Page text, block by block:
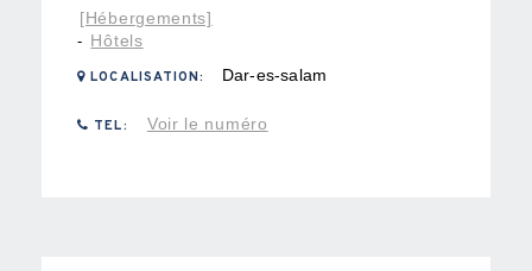
[Hébergements]
- Hôtels
LOCALISATION: Dar-es-salam
TEL: Voir le numéro